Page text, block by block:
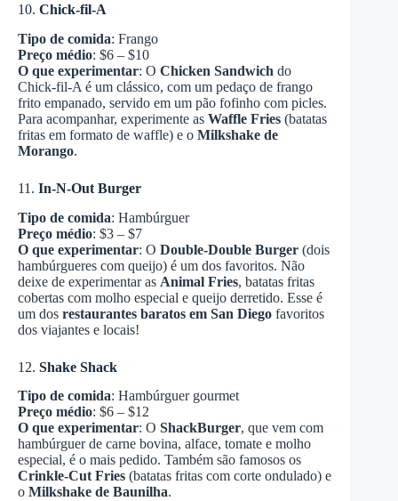
10. Chick-fil-A
Tipo de comida: Frango
Preço médio: $6 – $10
O que experimentar: O Chicken Sandwich do
Chick-fil-A é um clássico, com um pedaço de frango
frito empanado, servido em um pão fofinho com picles.
Para acompanhar, experimente as Waffle Fries (batatas
fritas em formato de waffle) e o Milkshake de
Morango.
11. In-N-Out Burger
Tipo de comida: Hambúrguer
Preço médio: $3 – $7
O que experimentar: O Double-Double Burger (dois
hambúrgueres com queijo) é um dos favoritos. Não
deixe de experimentar as Animal Fries, batatas fritas
cobertas com molho especial e queijo derretido. Esse é
um dos restaurantes baratos em San Diego favoritos
dos viajantes e locais!
12. Shake Shack
Tipo de comida: Hambúrguer gourmet
Preço médio: $6 – $12
O que experimentar: O ShackBurger, que vem com
hambúrguer de carne bovina, alface, tomate e molho
especial, é o mais pedido. Também são famosos os
Crinkle-Cut Fries (batatas fritas com corte ondulado) e
o Milkshake de Baunilha.